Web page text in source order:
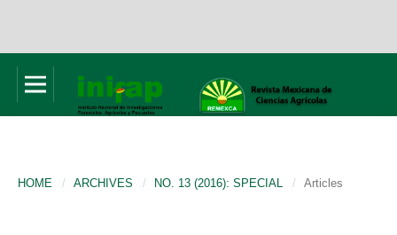
HOME / ARCHIVES / NO. 13 (2016): SPECIAL / Articles